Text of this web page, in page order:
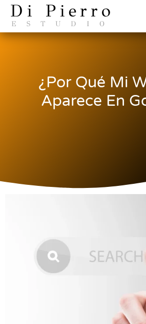
Di Pierro
ESTUDIO
¿Por Qué Mi
Aparece En